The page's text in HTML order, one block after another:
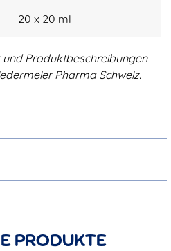
20 x 20 ml
Produktbeschreibungen
Pharma Schweiz.
PRODUKTE